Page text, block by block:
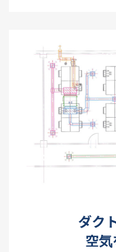
ダク
空